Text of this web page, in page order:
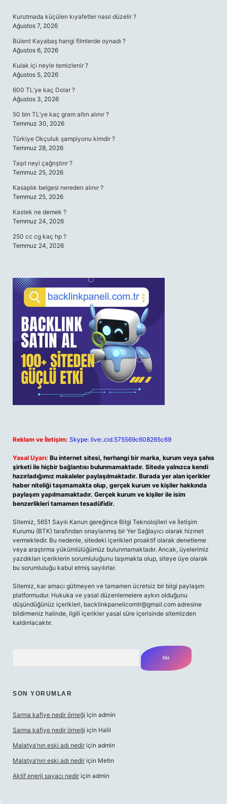
Kurutmada küçülen kıyafetler nasıl düzelir ?
Ağustos 7, 2026
Bülent Kayabaş hangi filmlerde oynadı ?
Ağustos 6, 2026
Kulak içi neyle temizlenir ?
Ağustos 5, 2026
600 TL’ye kaç Dolar ?
Ağustos 3, 2026
50 bin TL’ye kaç gram altın alınır ?
Temmuz 30, 2026
Türkiye Okçuluk şampiyonu kimdir ?
Temmuz 28, 2026
Taşıt neyi çağrıştırır ?
Temmuz 25, 2026
Kasaplık belgesi nereden alınır ?
Temmuz 25, 2026
Kastek ne demek ?
Temmuz 24, 2026
250 cc cg kaç hp ?
Temmuz 24, 2026
Reklam ve İletişim: Skype: live:.cid.575569c608265c69
Yasal Uyarı: Bu internet sitesi, herhangi bir marka, kurum veya şahıs
şirketi ile hiçbir bağlantısı bulunmamaktadır. Sitede yalnızca kendi
hazırladığımız makaleler paylaşılmaktadır. Burada yer alan içerikler
haber niteliği taşımamakta olup, gerçek kurum ve kişiler hakkında
paylaşım yapılmamaktadır. Gerçek kurum ve kişiler ile isim
benzerlikleri tamamen tesadüfidir.
Sitemiz, 5651 Sayılı Kanun gereğince Bilgi Teknolojileri ve İletişim
Kurumu (BTK) tarafından onaylanmış bir Yer Sağlayıcı olarak hizmet
vermektedir. Bu nedenle, sitedeki içerikleri proaktif olarak denetleme
veya araştırma yükümlülüğümüz bulunmamaktadır. Ancak, üyelerimiz
yazdıkları içeriklerin sorumluluğunu taşımakta olup, siteye üye olarak
bu sorumluluğu kabul etmiş sayılırlar.
Sitemiz, kar amacı gütmeyen ve tamamen ücretsiz bir bilgi paylaşım
platformudur. Hukuka ve yasal düzenlemelere aykırı olduğunu
düşündüğünüz içerikleri, backlinkpanelicomtr@gmail.com adresine
bildirmeniz halinde, ilgili içerikler yasal süre içerisinde sitemizden
kaldırılacaktır.
SON YORUMLAR
Sarma kafiye nedir örneği için admin
Sarma kafiye nedir örneği için Halil
Malatya’nın eski adı nedir için admin
Malatya’nın eski adı nedir için Metin
Aktif enerji sayacı nedir için admin